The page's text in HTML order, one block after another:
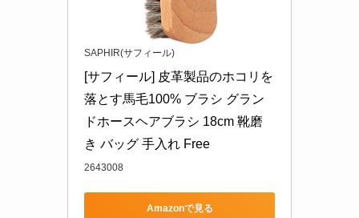
SAPHIR(サフィール)
[サフィール] 皮革製品のホコリを
落とす馬毛100% ブラシ グラン
ドホースヘアブラシ 18cm 靴磨
き バッグ 手入れ Free
2643008
Amazonで見る